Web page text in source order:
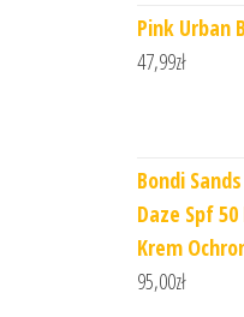
Pink Urban
47,99zł
Bondi
Daze Spf
Krem
95,00zł